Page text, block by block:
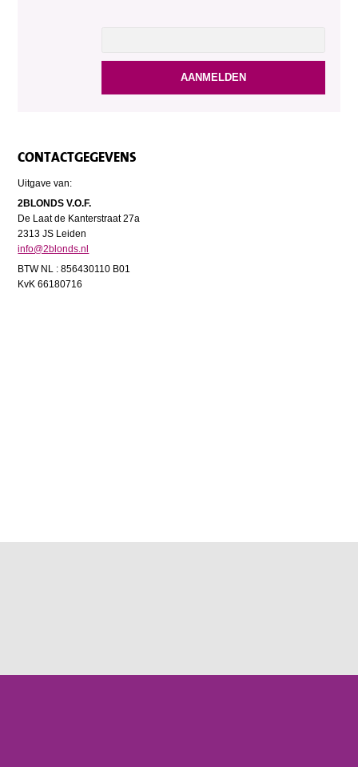
CONTACTGEGEVENS
Uitgave van:
2BLONDS V.O.F.
De Laat de Kanterstraat 27a
2313 JS Leiden
info@2blonds.nl
BTW NL : 856430110 B01
KvK 66180716